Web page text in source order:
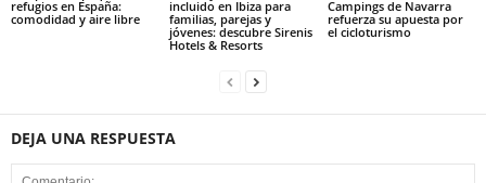
refugios en España:
comodidad y aire libre
incluido en Ibiza para
familias, parejas y
jóvenes: descubre Sirenis
Hotels & Resorts
Campings de Navarra
refuerza su apuesta por
el cicloturismo
DEJA UNA RESPUESTA